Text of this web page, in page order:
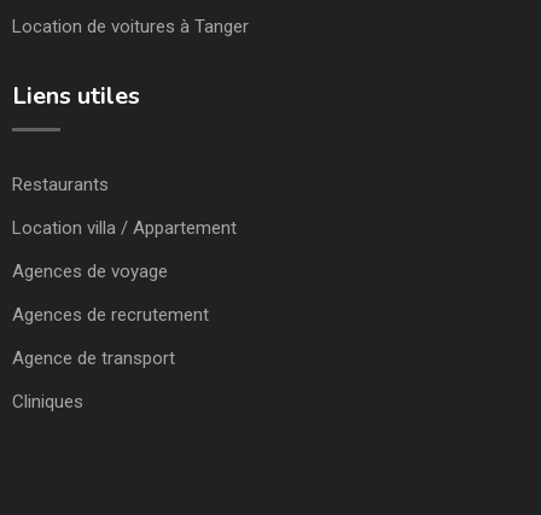
Location de voitures à Tanger
Liens utiles
Restaurants
Location villa / Appartement
Agences de voyage
Agences de recrutement
Agence de transport
Cliniques